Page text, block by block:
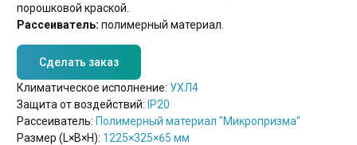
порошковой краской.
Рассеиватель: полимерный материал.
Сделать заказ
Климатическое исполнение: УХЛ4
Защита от воздействий: IP20
Рассеиватель: Полимерный материал "Микропризма"
Размер (L×B×H): 1225×325×65 мм